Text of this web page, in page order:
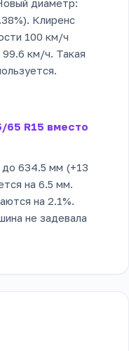
Клиренс
100 км/ч
км/ч. Такая
65 R15 вместо
634.5 мм (+13
на 6.5 мм.
на 2.1%.
не задевала